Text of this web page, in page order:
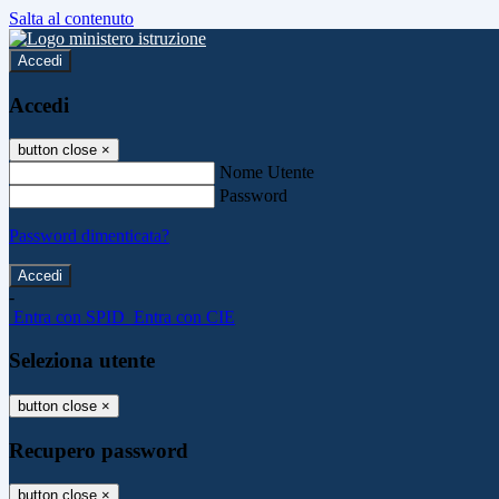
Salta al contenuto
Accedi
Accedi
button close ×
Nome Utente
Password
Password dimenticata?
-
Entra con SPID Entra con CIE
Seleziona utente
button close ×
Recupero password
button close ×